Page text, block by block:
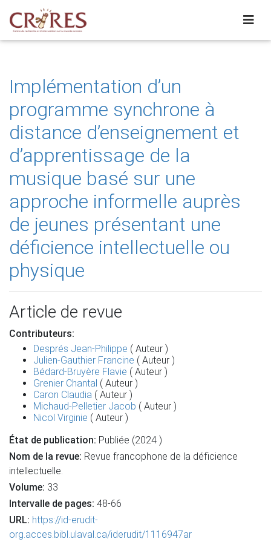
Implémentation d’un
programme synchrone à
distance d’enseignement et
d’apprentissage de la
musique basé sur une
approche informelle auprès
de jeunes présentant une
déficience intellectuelle ou
physique
Article de revue
Contributeurs:
Després Jean-Philippe ( Auteur )
Julien-Gauthier Francine ( Auteur )
Bédard-Bruyère Flavie ( Auteur )
Grenier Chantal ( Auteur )
Caron Claudia ( Auteur )
Michaud-Pelletier Jacob ( Auteur )
Nicol Virginie ( Auteur )
État de publication: Publiée (2024 )
Nom de la revue: Revue francophone de la déficience
intellectuelle.
Volume: 33
Intervalle de pages: 48-66
URL: https://id-erudit-
org.acces.bibl.ulaval.ca/iderudit/1116947ar